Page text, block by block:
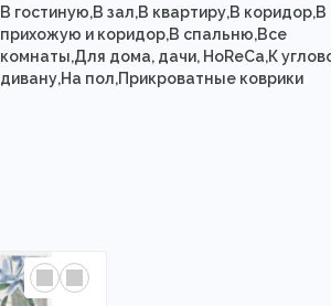
В гостиную,В зал,В квартиру,В коридор,В
прихожую и коридор,В спальню,Все
комнаты,Для дома, дачи, HoReCa,К
дивану,На пол,Прикроватные коврики